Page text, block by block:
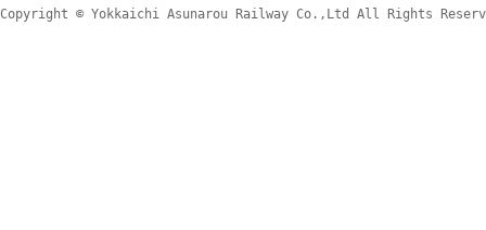
Copyright © Yokkaichi Asunarou Railway Co.,Ltd All Rights